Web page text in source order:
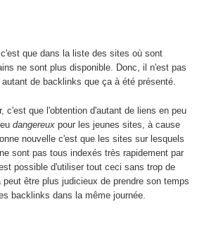
que dans la liste des sites où sont
ne sont plus disponible. Donc, il n'est pas
de backlinks que ça à été présenté.
c'est que l'obtention d'autant de liens en peu
dangereux pour les jeunes sites, à cause
nouvelle c'est que les sites sur lesquels
sont pas tous indexés très rapidement par
possible d'utiliser tout ceci sans trop de
être plus judicieux de prendre son temps
backlinks dans la même journée.